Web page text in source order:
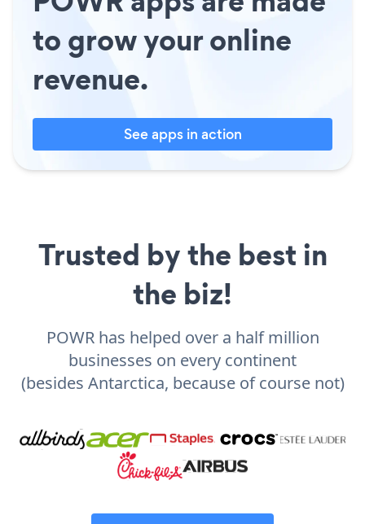
to grow your online
revenue.
See apps in action
Trusted by the best in
the biz!
POWR has helped over a half million
businesses on every continent
(besides Antarctica, because of course not)